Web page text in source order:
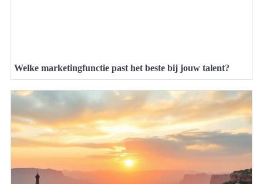
Welke marketingfunctie past het beste bij jouw talent?